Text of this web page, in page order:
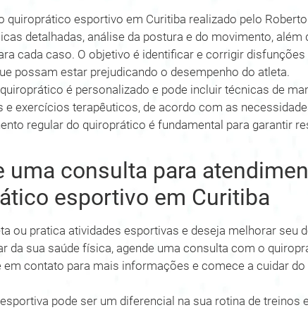
quiroprático esportivo em Curitiba realizado pelo
detalhadas, análise da postura e do movimento,
cada caso. O objetivo é identificar e corrigir
possam estar prejudicando o desempenho do atleta.
é personalizado e pode incluir técnicas de
e exercícios terapêuticos, de acordo com as
regular do quiroprático é fundamental para garantir
uma consulta para
esportivo em Curitiba
ou pratica atividades esportivas e deseja melhorar seu
da sua saúde física, agende uma consulta com o
em contato para mais informações e comece a cuidar
pode ser um diferencial na sua rotina de treinos